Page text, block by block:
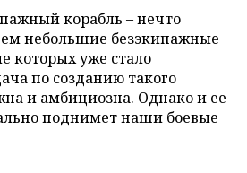
корабль – нечто
небольшие безэкипажные
которых уже стало
по созданию такого
и амбициозна. Однако и ее
поднимет наши боевые